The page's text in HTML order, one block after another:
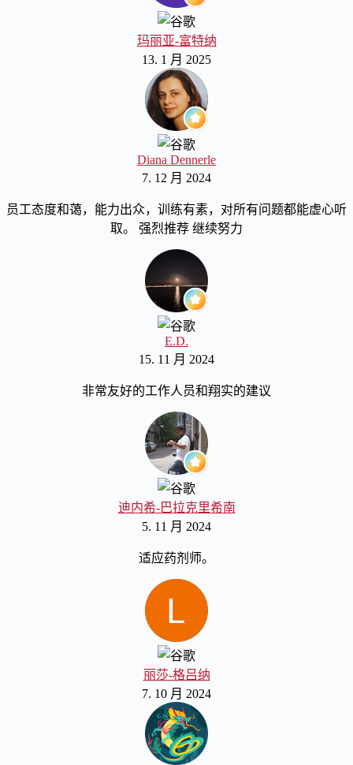
玛丽亚-富特纳
13. 1 月 2025
Diana Dennerle
7. 12 月 2024
员工态度和蔼，能力出众，训练有素，对所有问题都能虚心听
取。 强烈推荐 继续努力
E.D.
15. 11 月 2024
非常友好的工作人员和翔实的建议
迪内希-巴拉克里希南
5. 11 月 2024
适应药剂师。
丽莎-格吕纳
7. 10 月 2024